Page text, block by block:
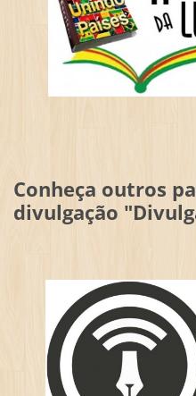
Conheça outros
divulgação